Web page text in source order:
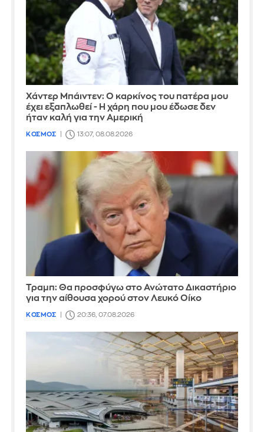
Χάντερ Μπάιντεν: Ο καρκίνος του πατέρα μου
έχει εξαπλωθεί - Η χάρη που μου έδωσε δεν
ήταν καλή για την Αμερική
ΚΟΣΜΟΣ 13:07, 08.08.2026
Τραμπ: Θα προσφύγω στο Ανώτατο Δικαστήριο
για την αίθουσα χορού στον Λευκό Οίκο
ΚΟΣΜΟΣ 20:36, 07.08.2026